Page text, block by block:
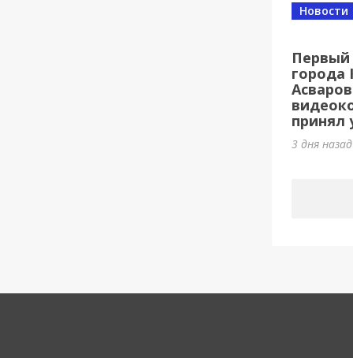
Первый
города
принял
Новости
3 дня